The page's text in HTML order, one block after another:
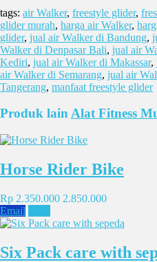
tags: air Walker, freestyle glider,
glider murah, harga air Walker,
glider, jual air Walker di Bandung,
Walker di Denpasar Bali, jual air
Kediri, jual air Walker di Makassar,
air Walker di Semarang, jual air
Tangerang, manfaat freestyle glider
Produk lainAlat Fitness
Horse Rider Bike
Rp 2.350.000 2.850.000
Email
Six Pack care with